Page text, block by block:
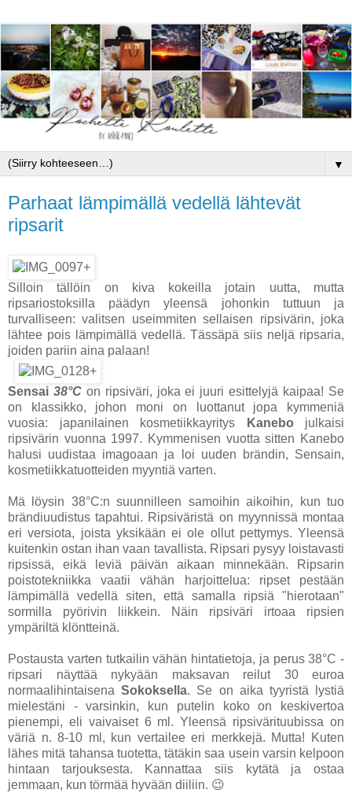
▼
Parhaat lämpimällä vedellä lähtevät
ripsarit
Silloin tällöin on kiva kokeilla jotain uutta, mutta
ripsariostoksilla päädyn yleensä johonkin tuttuun ja
turvalliseen: valitsen useimmiten sellaisen ripsivärin, joka
lähtee pois lämpimällä vedellä. Tässäpä siis neljä ripsaria,
joiden pariin aina palaan!
Sensai 38°Con ripsiväri, joka ei juuri esittelyjä kaipaa! Se
on klassikko, johon moni on luottanut jopa kymmeniä
vuosia: japanilainen kosmetiikkayritys
Kanebo julkaisi
ripsivärin vuonna 1997. Kymmenisen vuotta sitten Kanebo
halusi uudistaa imagoaan ja loi uuden brändin, Sensain,
kosmetiikkatuotteiden myyntiä varten.
Mä löysin 38°C:n suunnilleen samoihin aikoihin, kun tuo
brändiuudistus tapahtui. Ripsiväristä on myynnissä montaa
eri versiota, joista yksikään ei ole ollut pettymys. Yleensä
kuitenkin ostan ihan vaan tavallista. Ripsari pysyy loistavasti
ripsissä, eikä leviä päivän aikaan minnekään. Ripsarin
poistotekniikka vaatii vähän harjoittelua: ripset pestään
lämpimällä vedellä siten, että samalla ripsiä "hierotaan"
sormilla pyörivin liikkein. Näin ripsiväri irtoaa ripsien
ympäriltä klöntteinä.
Postausta varten tutkailin vähän hintatietoja, ja perus 38°C -
ripsari näyttää nykyään maksavan reilut 30 euroa
normaalihintaisenaSokoksella. Se on aika tyyristä lystiä
mielestäni - varsinkin, kun putelin koko on keskivertoa
pienempi, eli vaivaiset 6 ml. Yleensä ripsivärituubissa on
väriä n. 8-10 ml, kun vertailee eri merkkejä. Mutta! Kuten
lähes mitä tahansa tuotetta, tätäkin saa usein varsin kelpoon
hintaan tarjouksesta. Kannattaa siis kytätä ja ostaa
jemmaan, kun törmää hyvään diiliin. 😉